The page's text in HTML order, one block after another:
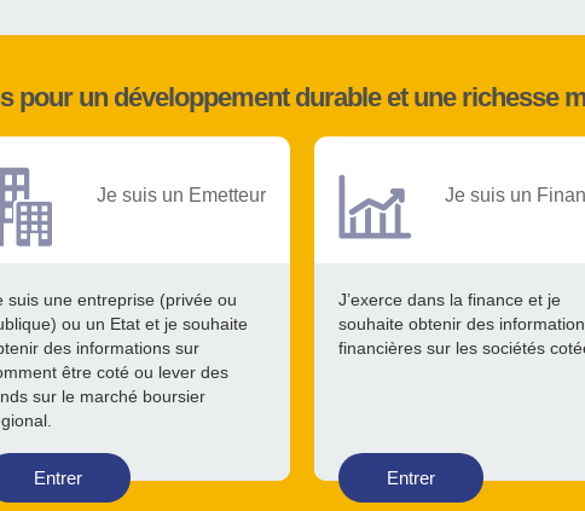
pour un développement durable et une richesse
Je suis un Emetteur
suis une entreprise (privée ou
ou un Etat et je souhaite
des informations sur
être coté ou lever des
sur le marché boursier
Entrer
Je suis un
J’exerce dans la finance et je
souhaite obtenir des
financières sur les sociétés
Entrer